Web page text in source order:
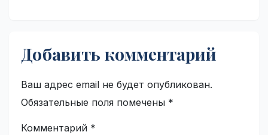
Добавить комментарий
Ваш адрес email не будет опубликован.
Обязательные поля помечены *
Комментарий *